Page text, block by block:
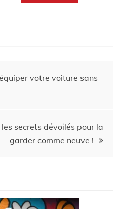
votre voiture sans
secrets dévoilés pour la
garder comme neuve !